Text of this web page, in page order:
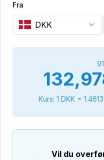
Fra
DKK
91
Kurs: 1 DKK= 1.4613
Vil du